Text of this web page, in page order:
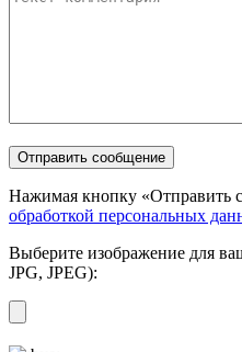
Нажимая кнопку «Отправить
обработкой персональных
Выберите изображение для
JPG, JPEG):